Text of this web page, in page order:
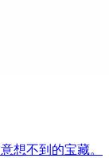
想不到的宝藏。